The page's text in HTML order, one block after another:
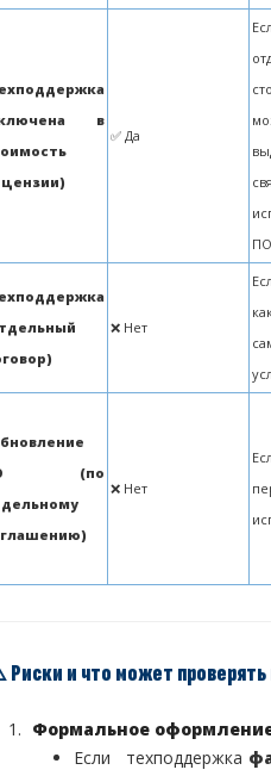
в
✅ Да
ПО
❌ Нет
(по
❌ Нет
и что может проверять
Формальное
Если техподдержка